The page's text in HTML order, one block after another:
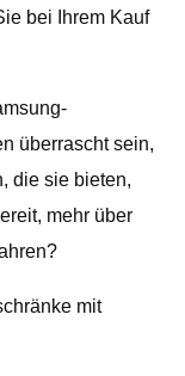
bei Ihrem Kauf
überrascht sein,
die sie bieten,
mehr über
mit